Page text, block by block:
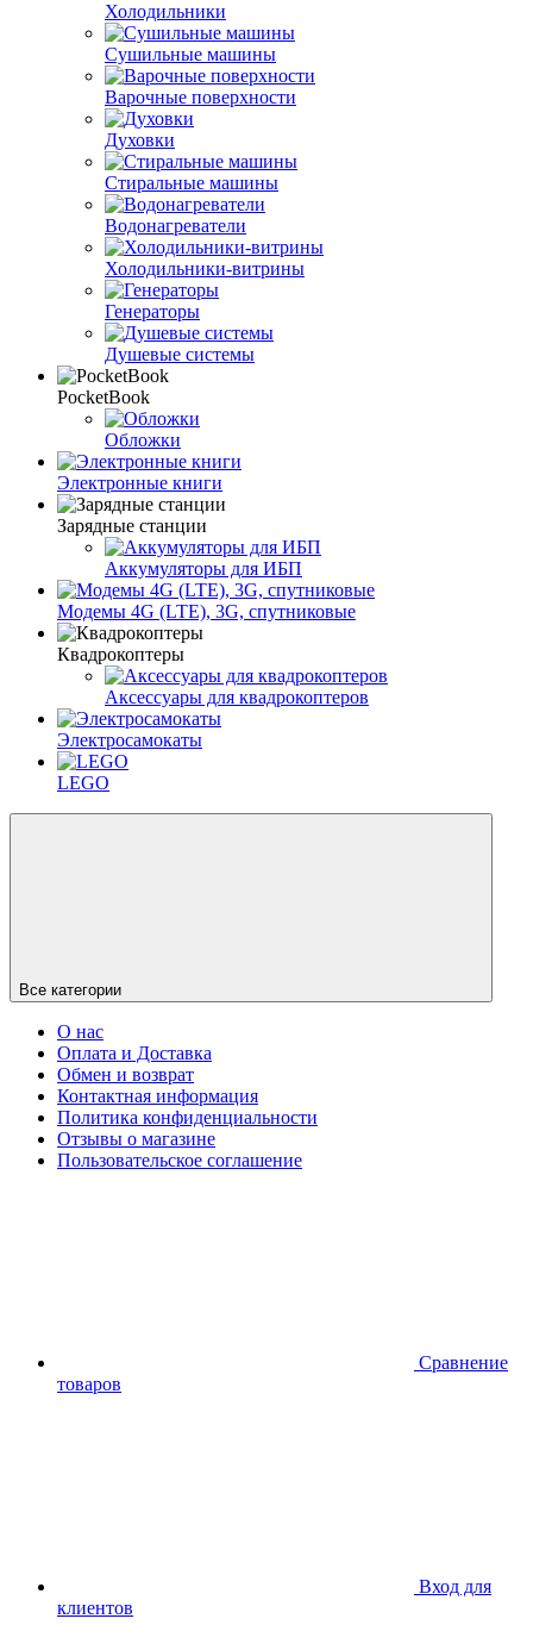
Холодильники
Сушильные машины
Варочные поверхности
Духовки
Стиральные машины
Водонагреватели
Холодильники-витрины
Генераторы
Душевые системы
PocketBook
Обложки
Электронные книги
Зарядные станции
Аккумуляторы для ИБП
Модемы 4G (LTE), 3G, спутниковые
Квадрокоптеры
Аксессуары для квадрокоптеров
Электросамокаты
LEGO
Все категории
О нас
Оплата и Доставка
Обмен и возврат
Контактная информация
Политика конфиденциальности
Отзывы о магазине
Пользовательское соглашение
Сравнение
товаров
Вход для
клиентов